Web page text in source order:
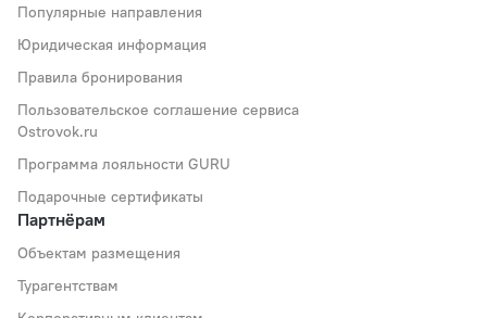
Популярные направления
Юридическая информация
Правила бронирования
Пользовательское соглашение сервиса
Ostrovok.ru
Программа лояльности GURU
Подарочные сертификаты
Партнёрам
Объектам размещения
Турагентствам